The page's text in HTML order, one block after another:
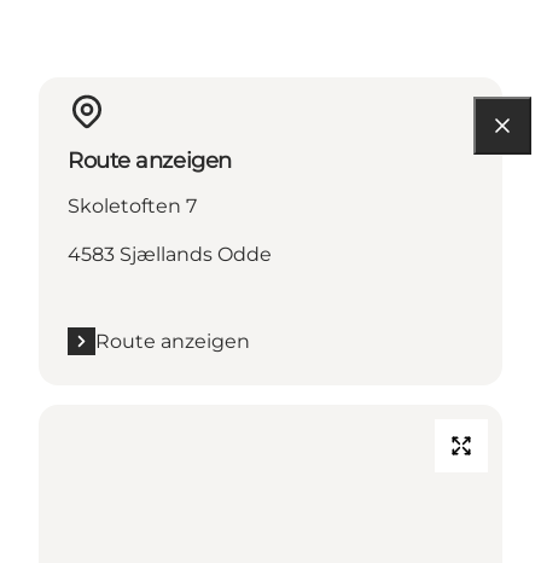
Route anzeigen
Skoletoften 7
4583 Sjællands Odde
Route anzeigen